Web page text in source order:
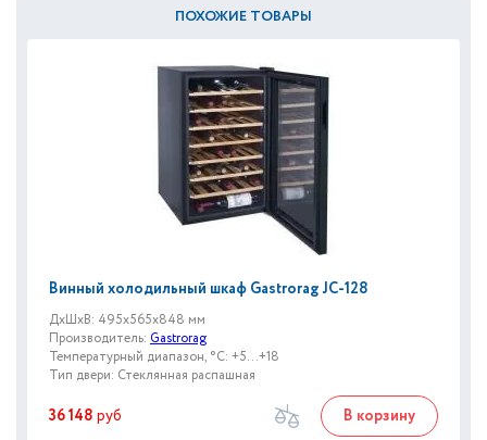
ПОХОЖИЕ ТОВАРЫ
Винный холодильный шкаф Gastrorag JC-128
ДxШxВ: 495x565x848 мм
Производитель: Gastrorag
Температурный диапазон, °C: +5...+18
Тип двери: Стеклянная распашная
36 148 руб В корзину